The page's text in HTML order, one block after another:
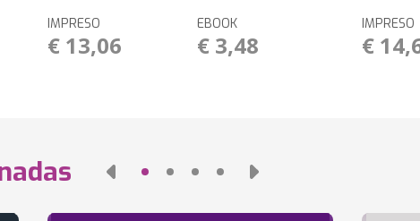
IMPRESO
€ 13,06
EBOOK
€ 3,48
IMPRESO
€